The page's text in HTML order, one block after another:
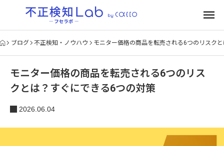
ブログ 不正検知・ノウハウ モニター価格の商品を転売される6つのリスク
モニター価格の商品を転売される6つのリス
クとは？すぐにできる6つの対策
2026.06.04